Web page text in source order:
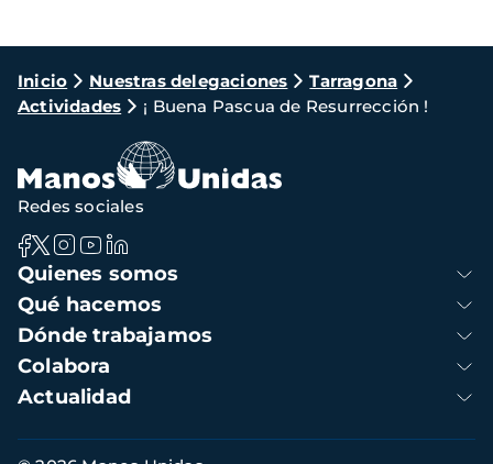
Ruta
de
navegación
Inicio Nuestras delegaciones
Tarragona
Actividades
¡ Buena Pascua de Resurrección !
Navegación
principal
Quienes somos
Qué hacemos
Dónde trabajamos
Colabora
Actualidad
Redes sociales